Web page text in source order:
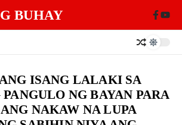
BUHAY
ISANG LALAKI SA
NG BAYAN PARA
NAKAW NA LUPA